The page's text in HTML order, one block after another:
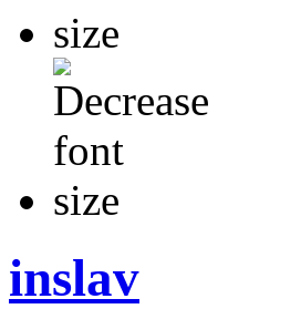
inslav